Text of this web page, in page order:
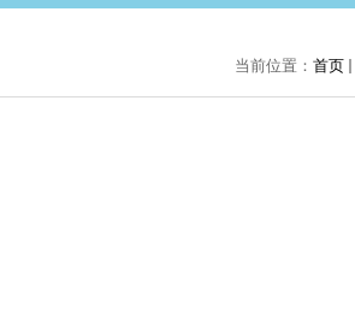
当前位置： 首页